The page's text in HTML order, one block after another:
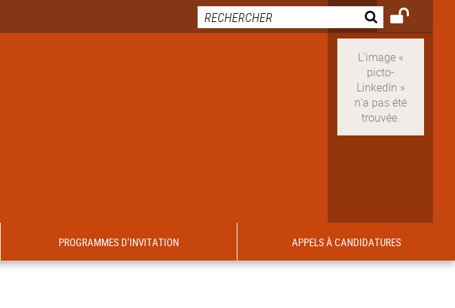
PROGRAMMES D'INVITATION APPELS À CANDIDATURES